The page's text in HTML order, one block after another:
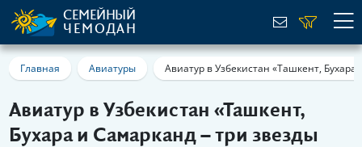
СЕМЕЙНЫЙ
ЧЕМОДАН
Главная Авиатуры Авиатур в Узбекистан «Ташкент,
Авиатур в Узбекистан «Ташкент,
Бухара и Самарканд – три звезды